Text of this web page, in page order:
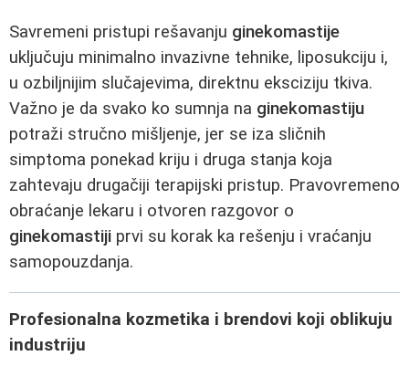
Savremeni pristupi rešavanju ginekomastije
uključuju minimalno invazivne tehnike, liposukciju i,
u ozbiljnijim slučajevima, direktnu eksciziju tkiva.
Važno je da svako ko sumnja na ginekomastiju
potraži stručno mišljenje, jer se iza sličnih
simptoma ponekad kriju i druga stanja koja
zahtevaju drugačiji terapijski pristup. Pravovremeno
obraćanje lekaru i otvoren razgovor o
ginekomastiji prvi su korak ka rešenju i vraćanju
samopouzdanja.
Profesionalna kozmetika i brendovi koji oblikuju
industriju